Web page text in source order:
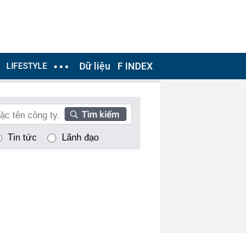
LIFESTYLE Dữ liệu F INDEX
Tin tức Lãnh đạo